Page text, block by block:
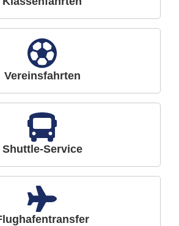
Vereinsfahrten
Shuttle-Service